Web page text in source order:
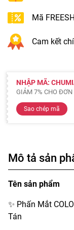
Mã
Cam kết
NHẬP MÃ:
GIẢM 7% CHO
Sao chép mã
Mô tả sản
Tên sản phẩm
✨ Phấn Mắt
Tán